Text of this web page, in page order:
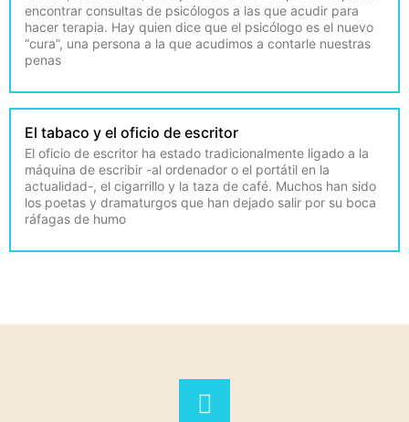
encontrar consultas de psicólogos a las que acudir para
hacer terapia. Hay quien dice que el psicólogo es el nuevo
“cura”, una persona a la que acudimos a contarle nuestras
penas
El tabaco y el oficio de escritor
El oficio de escritor ha estado tradicionalmente ligado a la
máquina de escribir -al ordenador o el portátil en la
actualidad-, el cigarrillo y la taza de café. Muchos han sido
los poetas y dramaturgos que han dejado salir por su boca
ráfagas de humo